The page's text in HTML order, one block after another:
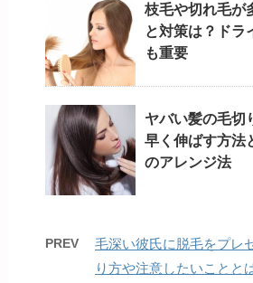
枝毛や切れ毛が
と対策は？ドラ
も重要
ヤバい髪の毛切
早く伸ばす方法
のアレンジ法
PREV
毛深い彼氏に脱毛をプレ
り方や注意したいことと